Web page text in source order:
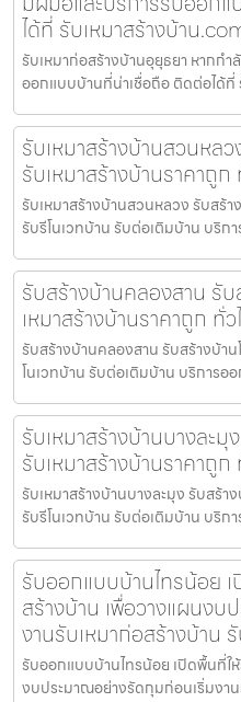
ได้ที่ รับเหมาสร้างบ้าน
รับเหมาก่อสร้างบ้านอุยุธยา หากก
ออกแบบบ้านที่น่าเชื่อถือ ติดต่อได้ที่
รับเหมาสร้างบ้านสวนหล
รับเหมาสร้างบ้านราคาถูก
รับเหมาสร้างบ้านสวนหลวง รับสร้า
รับรีโนเวทบ้าน รับต่อเติมบ้าน บริก
รับสร้างบ้านคลองสาน รั
เหมาสร้างบ้านราคาถูก ทั่ว
รับสร้างบ้านคลองสาน รับสร้างบ้าน
โนเวทบ้าน รับต่อเติมบ้าน บริการอ
รับเหมาสร้างบ้านบางละ
รับเหมาสร้างบ้านราคาถูก
รับเหมาสร้างบ้านบางละมุง รับสร้า
รับรีโนเวทบ้าน รับต่อเติมบ้าน บริก
รับออกแบบบ้านไทรน้อย
สร้างบ้าน เพื่อวางแผนง
งานรับเหมาก่อสร้างบ้าน
รับออกแบบบ้านไทรน้อย เปิดพื้นที่ใ
งบประมาณอย่างรัดกุมก่อนเริ่มงา